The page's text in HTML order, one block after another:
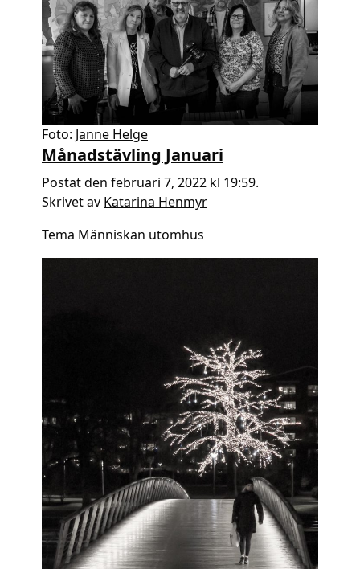
Foto: Janne Helge
Månadstävling Januari
Postat den februari 7, 2022 kl 19:59.
Skrivet av Katarina Henmyr
Tema Människan utomhus